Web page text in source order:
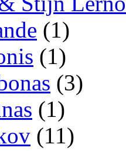
(1)
(1)
(3)
(1)
(11)